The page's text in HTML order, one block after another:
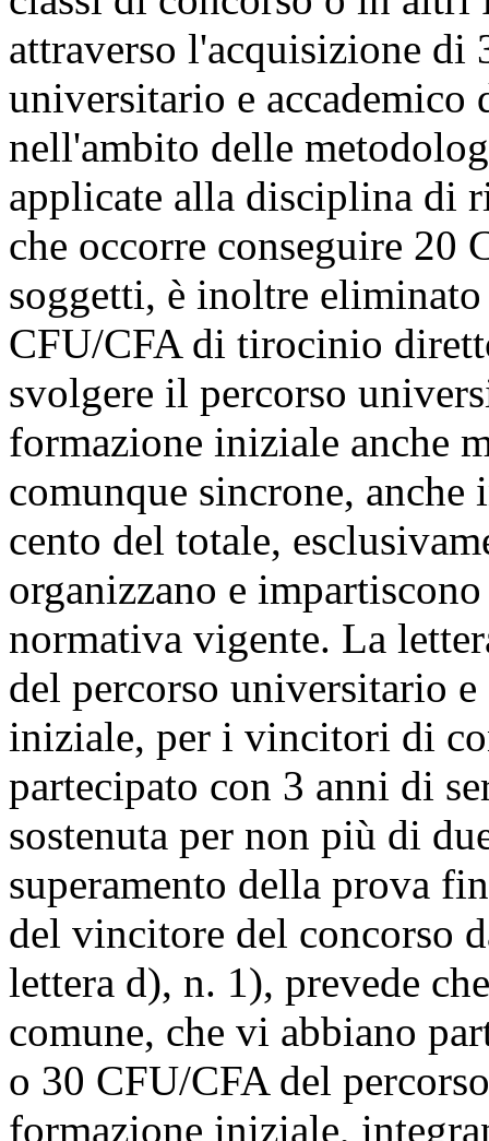
attraverso l'acquisizione di
universitario e
nell'ambito delle
applicate alla disciplina di
che occorre conseguire 20
soggetti, è inoltre
CFU/CFA di tirocinio
svolgere il percorso
formazione iniziale anche
comunque sincrone,
cento del totale,
organizzano e
normativa vigente. La
del percorso universitario
iniziale, per i vincitori di
partecipato con 3 anni di
sostenuta per non più di
superamento della prova
del vincitore del concorso
lettera d), n. 1), prevede
comune, che vi abbiano
o 30 CFU/CFA del
formazione iniziale,